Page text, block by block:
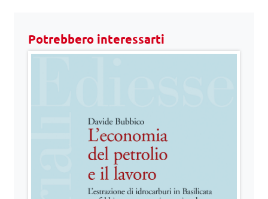
Potrebbero interessarti